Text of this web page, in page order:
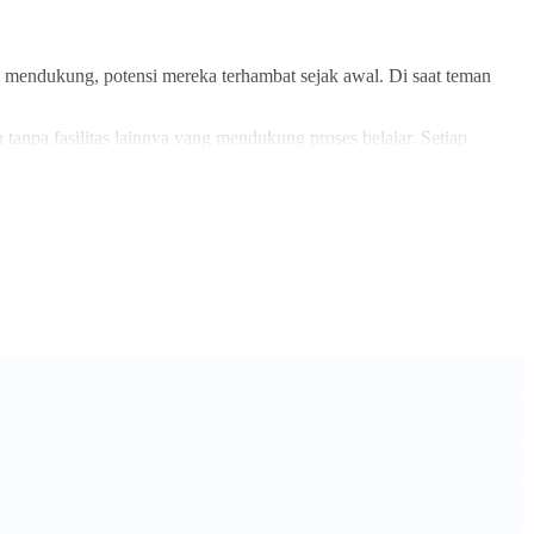
potensi mereka terhambat sejak awal. Di saat teman
fasilitas lainnya yang mendukung proses belajar. Setiap